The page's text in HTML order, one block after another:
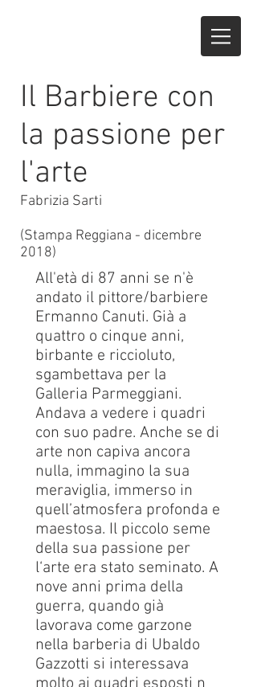
Il Barbiere con
la passione per
l'arte
Fabrizia Sarti
(Stampa Reggiana - dicembre
2018)
All'età di 87 anni se n'è
andato il pittore/barbiere
Ermanno Canuti. Già a
quattro o cinque anni,
birbante e riccioluto,
sgambettava per la
Galleria Parmeggiani.
Andava a vedere i quadri
con suo padre. Anche se di
arte non capiva ancora
nulla, immagino la sua
meraviglia, immerso in
quell’atmosfera profonda e
maestosa. Il piccolo seme
della sua passione per
l‘arte era stato seminato. A
nove anni prima della
guerra, quando già
lavorava come garzone
nella barberia di Ubaldo
Gazzotti si interessava